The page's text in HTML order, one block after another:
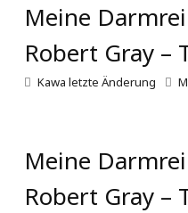
Meine
Robert Gray –
Kawa letzte Änderung
Meine
Robert Gray –